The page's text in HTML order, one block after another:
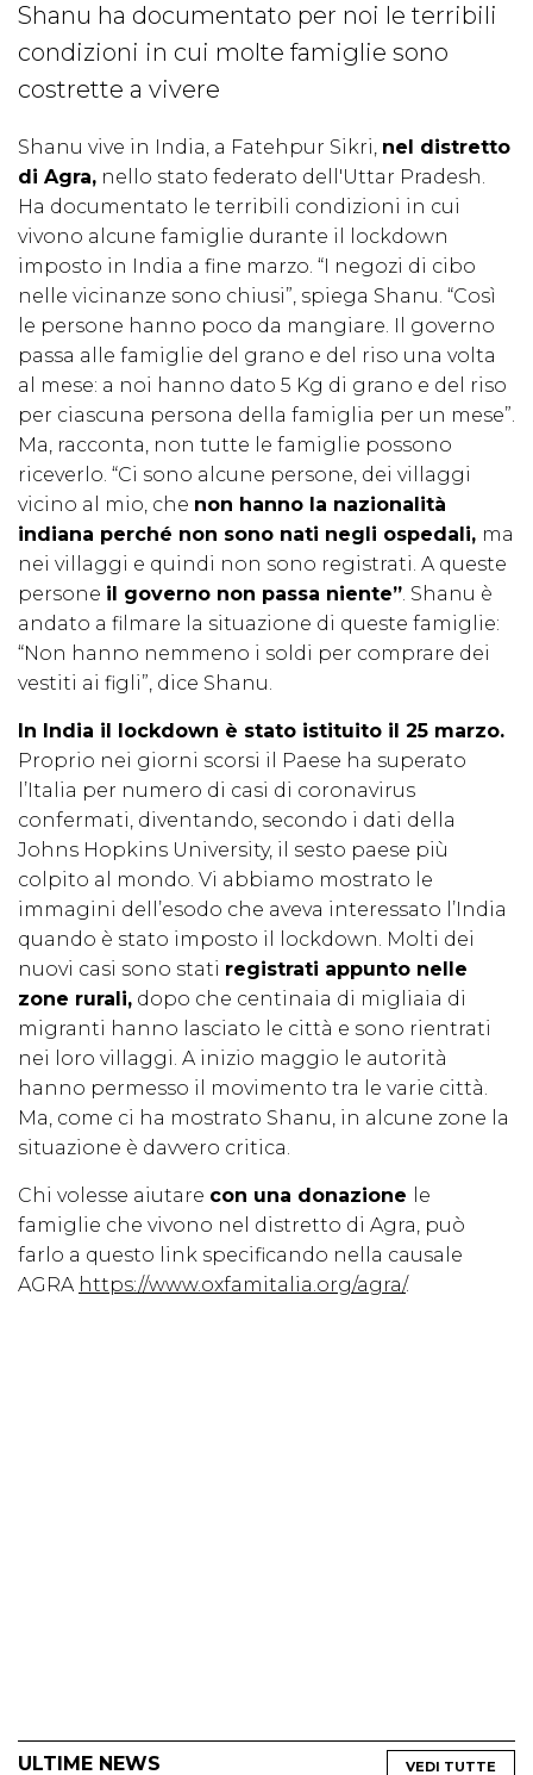
Shanu ha documentato per noi le terribili
condizioni in cui molte famiglie sono
costrette a vivere
Shanu vive in India, a Fatehpur Sikri, nel distretto
di Agra, nello stato federato dell'Uttar Pradesh.
Ha documentato le terribili condizioni in cui
vivono alcune famiglie durante il lockdown
imposto in India a fine marzo. “I negozi di cibo
nelle vicinanze sono chiusi”, spiega Shanu. “Così
le persone hanno poco da mangiare. Il governo
passa alle famiglie del grano e del riso una volta
al mese: a noi hanno dato 5 Kg di grano e del riso
per ciascuna persona della famiglia per un mese”.
Ma, racconta, non tutte le famiglie possono
riceverlo. “Ci sono alcune persone, dei villaggi
vicino al mio, che non hanno la nazionalità
indiana perché non sono nati negli ospedali, ma
nei villaggi e quindi non sono registrati. A queste
persone il governo non passa niente”. Shanu è
andato a filmare la situazione di queste famiglie:
“Non hanno nemmeno i soldi per comprare dei
vestiti ai figli”, dice Shanu.
In India il lockdown è stato istituito il 25 marzo.
Proprio nei giorni scorsi il Paese ha superato
l’Italia per numero di casi di coronavirus
confermati, diventando, secondo i dati della
Johns Hopkins University, il sesto paese più
colpito al mondo. Vi abbiamo mostrato le
immagini dell’esodo che aveva interessato l’India
quando è stato imposto il lockdown. Molti dei
nuovi casi sono stati registrati appunto nelle
zone rurali, dopo che centinaia di migliaia di
migranti hanno lasciato le città e sono rientrati
nei loro villaggi. A inizio maggio le autorità
hanno permesso il movimento tra le varie città.
Ma, come ci ha mostrato Shanu, in alcune zone la
situazione è davvero critica.
Chi volesse aiutare con una donazione
le
famiglie che vivono nel distretto di Agra, può
farlo a questo link specificando nella causale
AGRA https://www.oxfamitalia.org/agra/.
ULTIME NEWS VEDI TUTTE